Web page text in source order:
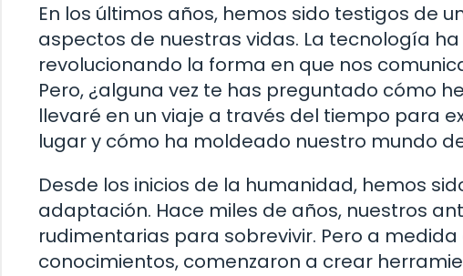
En los últimos años, hemos sido testigos de
aspectos de nuestras vidas. La tecnología
revolucionando la forma en que nos
Pero, ¿alguna vez te has preguntado cómo
llevaré en un viaje a través del tiempo para
lugar y cómo ha moldeado nuestro mundo
Desde los inicios de la humanidad, hemos
adaptación. Hace miles de años, nuestros
rudimentarias para sobrevivir. Pero a
conocimientos, comenzaron a crear